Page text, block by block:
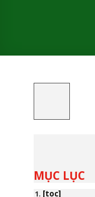
MỤC LỤC
[toc]